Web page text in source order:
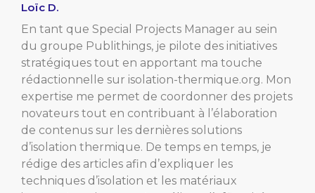
Loïc D.
En tant que Special Projects Manager au sein
du groupe Publithings, je pilote des initiatives
stratégiques tout en apportant ma touche
rédactionnelle sur isolation-thermique.org. Mon
expertise me permet de coordonner des projets
novateurs tout en contribuant à l’élaboration
de contenus sur les dernières solutions
d’isolation thermique. De temps en temps, je
rédige des articles afin d’expliquer les
techniques d’isolation et les matériaux